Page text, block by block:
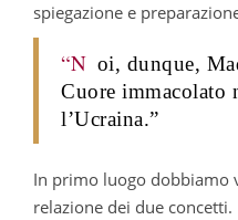
spiegazione e
“N oi, dunque,
Cuore immacolato
l’Ucraina.”
In primo luogo dobbiamo
relazione dei due concetti.